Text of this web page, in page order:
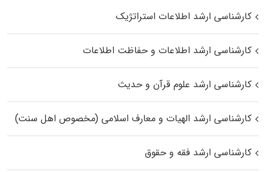
کارشناسی ارشد اطلاعات استراتژیک
کارشناسی ارشد اطلاعات و حفاظت اطلاعات
کارشناسی ارشد علوم قرآن و حدیث
کارشناسی ارشد الهیات و معارف اسلامی (مخصوص اهل سنت)
کارشناسی ارشد فقه و حقوق